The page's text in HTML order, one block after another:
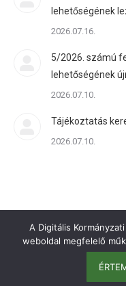
lehetőségének
2026.07.16.
5/2026. számú
lehetőségének
2026.07.10.
Tájékoztatás
2026.07.10.
A Digitális
weboldal megfelelő